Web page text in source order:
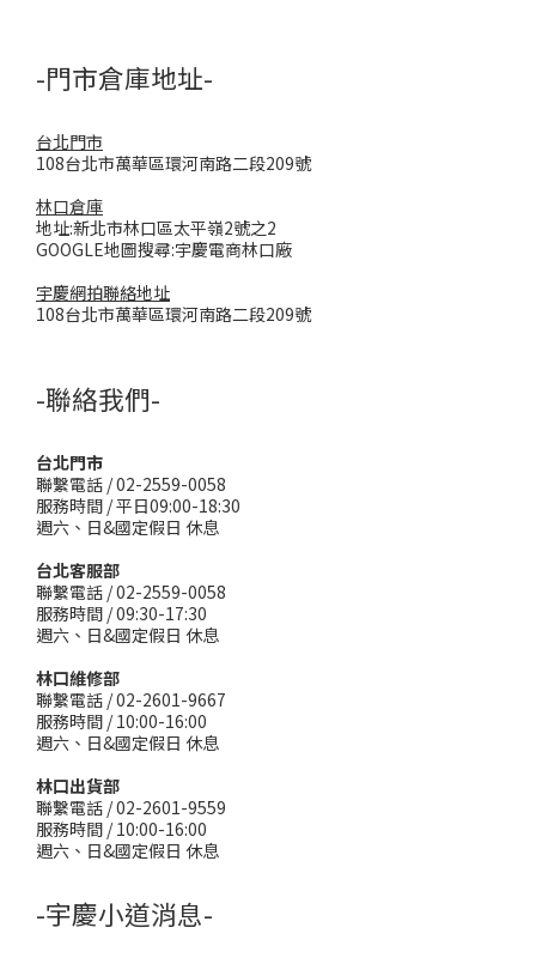
-門市倉庫地址-
台北門市
108台北市萬華區環河南路二段209號
林口倉庫
地址:新北市林口區太平嶺2號之2
GOOGLE地圖搜尋:宇慶電商林口廠
宇慶網拍聯絡地址
108台北市萬華區環河南路二段209號
-聯絡我們-
台北門市
聯繫電話 / 02-2559-0058
服務時間 / 平日09:00-18:30
週六、日&國定假日 休息
台北客服部
聯繫電話 / 02-2559-0058
服務時間 / 09:30-17:30
週六、日&國定假日 休息
林口維修部
聯繫電話 / 02-2601-9667
服務時間 / 10:00-16:00
週六、日&國定假日 休息
林口出貨部
聯繫電話 / 02-2601-9559
服務時間 / 10:00-16:00
週六、日&國定假日 休息
-宇慶小道消息-